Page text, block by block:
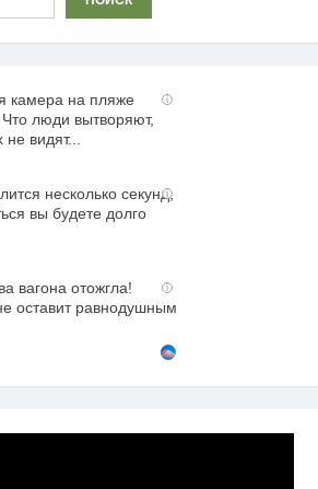
i
камера на пляже
люди вытворяют,
не видят...
i
несколько секунд,
вы будете долго
i
вагона отожгла!
оставит равнодушным